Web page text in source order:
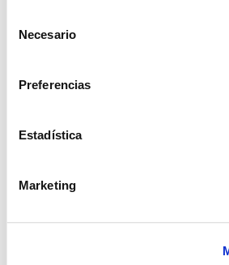
Necesario
Preferencias
Estadística
Marketing
Artificial Con El
proyecto de innovación
inteligencia artificial a su